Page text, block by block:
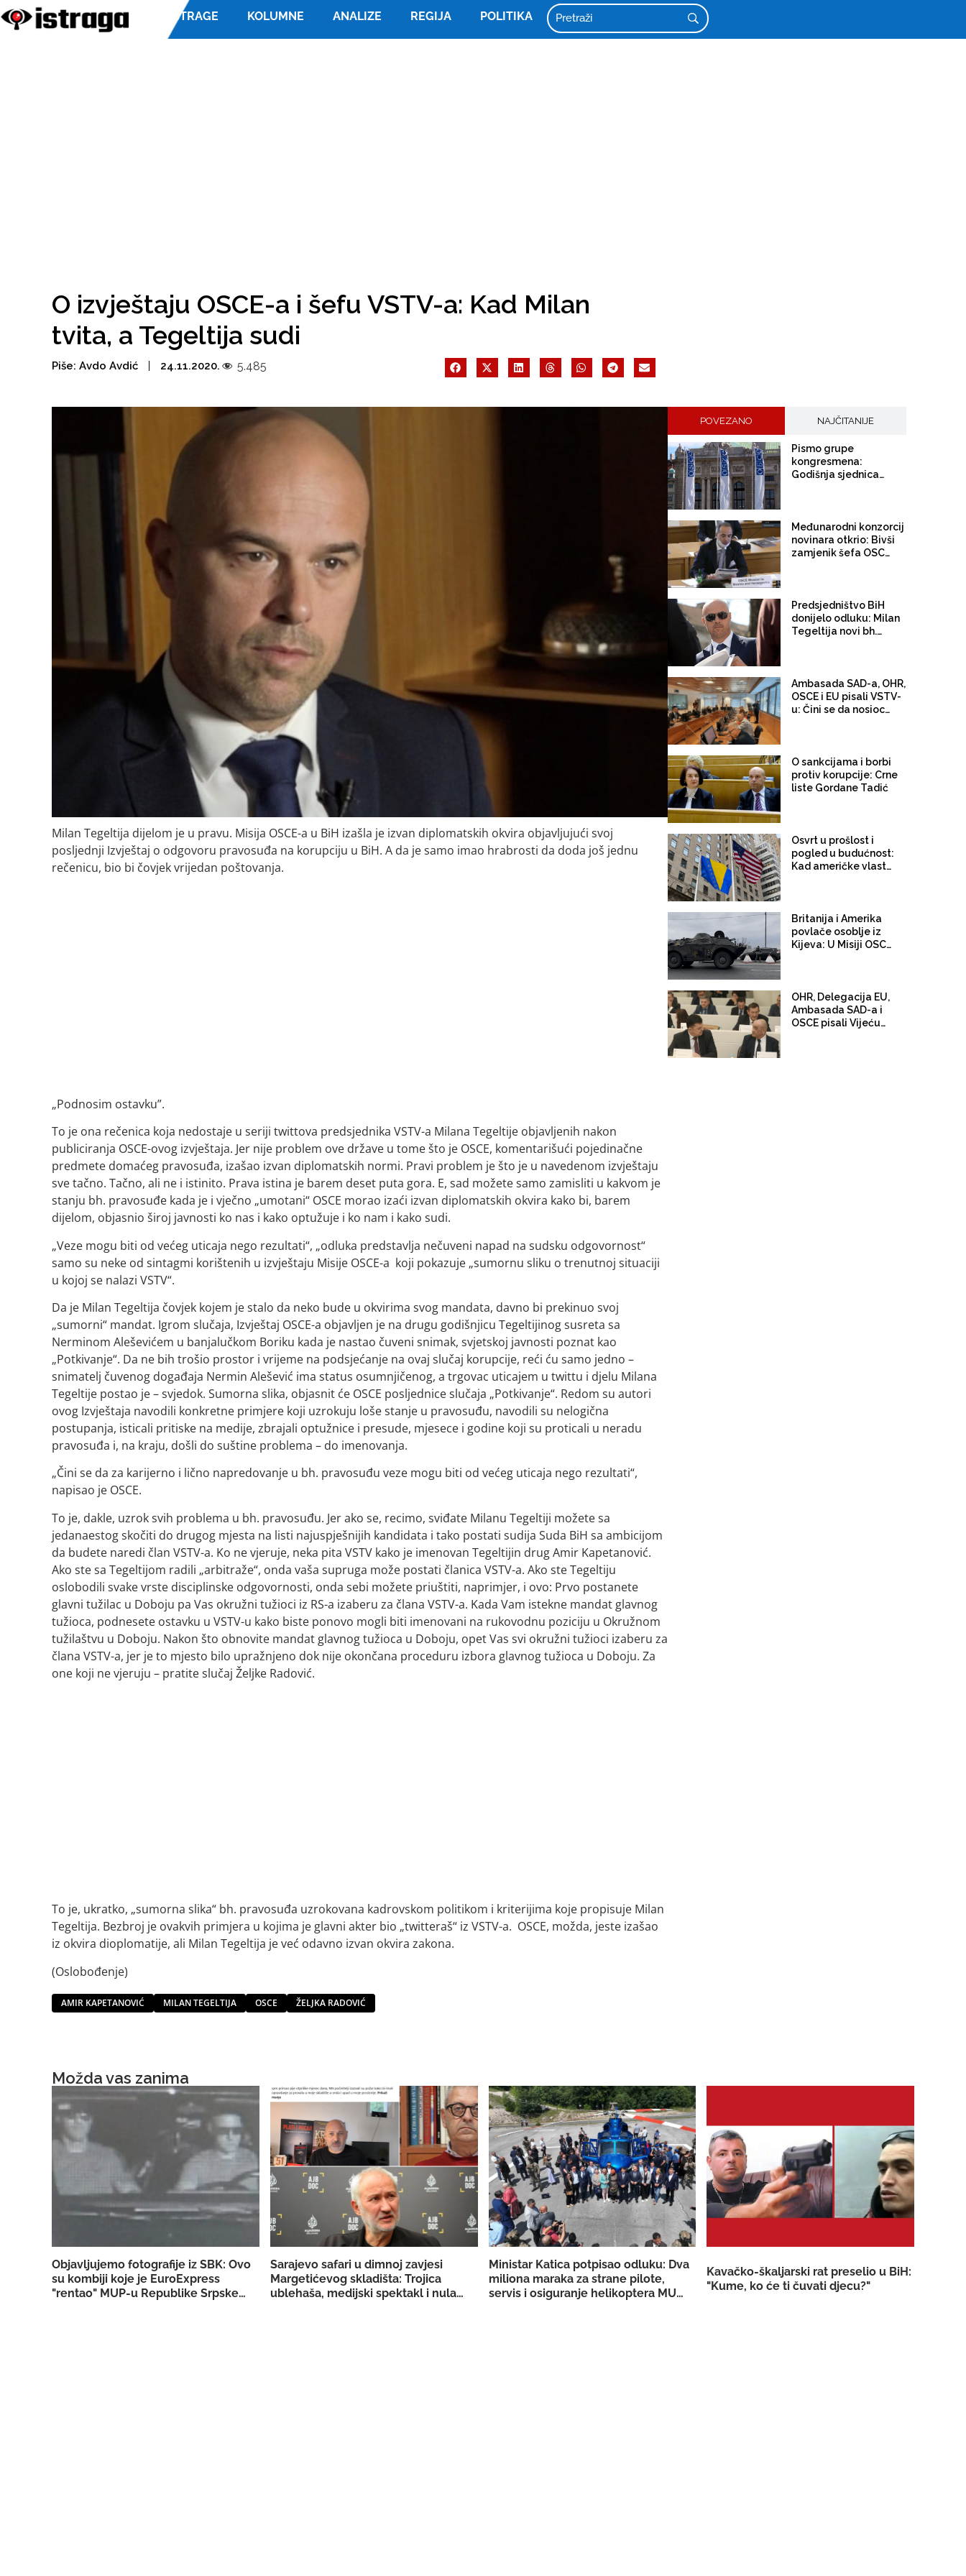
ISTRAGE KOLUMNE ANALIZE REGIJA POLITIKA
O izvještaju OSCE-a i šefu VSTV-a: Kad Milan
tvita, a Tegeltija sudi
Piše: Avdo Avdić 24.11.2020. 5.485
Milan Tegeltija dijelom je u pravu. Misija OSCE-a u BiH izašla je izvan diplomatskih okvira objavljujući svoj
posljednji Izvještaj o odgovoru pravosuđa na korupciju u BiH. A da je samo imao hrabrosti da doda još jednu
rečenicu, bio bi čovjek vrijedan poštovanja.
„Podnosim ostavku”.
To je ona rečenica koja nedostaje u seriji twittova predsjednika VSTV-a Milana Tegeltije objavljenih nakon
publiciranja OSCE-ovog izvještaja. Jer nije problem ove države u tome što je OSCE, komentarišući pojedinačne
predmete domaćeg pravosuđa, izašao izvan diplomatskih normi. Pravi problem je što je u navedenom izvještaju
sve tačno. Tačno, ali ne i istinito. Prava istina je barem deset puta gora. E, sad možete samo zamisliti u kakvom je
stanju bh. pravosuđe kada je i vječno „umotani“ OSCE morao izaći izvan diplomatskih okvira kako bi, barem
dijelom, objasnio široj javnosti ko nas i kako optužuje i ko nam i kako sudi.
„Veze mogu biti od većeg uticaja nego rezultati“, „odluka predstavlja nečuveni napad na sudsku odgovornost“
samo su neke od sintagmi korištenih u izvještaju Misije OSCE-a koji pokazuje „sumornu sliku o trenutnoj situaciji
u kojoj se nalazi VSTV“.
Da je Milan Tegeltija čovjek kojem je stalo da neko bude u okvirima svog mandata, davno bi prekinuo svoj
„sumorni“ mandat. Igrom slučaja, Izvještaj OSCE-a objavljen je na drugu godišnjicu Tegeltijinog susreta sa
Nerminom Aleševićem u banjalučkom Boriku kada je nastao čuveni snimak, svjetskoj javnosti poznat kao
„Potkivanje“. Da ne bih trošio prostor i vrijeme na podsjećanje na ovaj slučaj korupcije, reći ću samo jedno –
snimatelj čuvenog događaja Nermin Alešević ima status osumnjičenog, a trgovac uticajem u twittu i djelu Milana
Tegeltije postao je – svjedok. Sumorna slika, objasnit će OSCE posljednice slučaja „Potkivanje“. Redom su autori
ovog Izvještaja navodili konkretne primjere koji uzrokuju loše stanje u pravosuđu, navodili su nelogična
postupanja, isticali pritiske na medije, zbrajali optužnice i presude, mjesece i godine koji su proticali u neradu
pravosuđa i, na kraju, došli do suštine problema – do imenovanja.
„Čini se da za karijerno i lično napredovanje u bh. pravosuđu veze mogu biti od većeg uticaja nego rezultati“,
napisao je OSCE.
To je, dakle, uzrok svih problema u bh. pravosuđu. Jer ako se, recimo, sviđate Milanu Tegeltiji možete sa
jedanaestog skočiti do drugog mjesta na listi najuspješnijih kandidata i tako postati sudija Suda BiH sa ambicijom
da budete naredi član VSTV-a. Ko ne vjeruje, neka pita VSTV kako je imenovan Tegeltijin drug Amir Kapetanović.
Ako ste sa Tegeltijom radili „arbitraže“, onda vaša supruga može postati članica VSTV-a. Ako ste Tegeltiju
oslobodili svake vrste disciplinske odgovornosti, onda sebi možete priuštiti, naprimjer, i ovo: Prvo postanete
glavni tužilac u Doboju pa Vas okružni tužioci iz RS-a izaberu za člana VSTV-a. Kada Vam istekne mandat glavnog
tužioca, podnesete ostavku u VSTV-u kako biste ponovo mogli biti imenovani na rukovodnu poziciju u Okružnom
tužilaštvu u Doboju. Nakon što obnovite mandat glavnog tužioca u Doboju, opet Vas svi okružni tužioci izaberu za
člana VSTV-a, jer je to mjesto bilo upražnjeno dok nije okončana proceduru izbora glavnog tužioca u Doboju. Za
one koji ne vjeruju – pratite slučaj Željke Radović.
To je, ukratko, „sumorna slika“ bh. pravosuđa uzrokovana kadrovskom politikom i kriterijima koje propisuje Milan
Tegeltija. Bezbroj je ovakvih primjera u kojima je glavni akter bio „twitteraš“ iz VSTV-a. OSCE, možda, jeste izašao
iz okvira dioplomatije, ali Milan Tegeltija je već odavno izvan okvira zakona.
(Oslobođenje)
AMIR KAPETANOVIĆ MILAN TEGELTIJA OSCE ŽELJKA RADOVIĆ
POVEZANO NAJČITANIJE
Pismo grupe
kongresmena:
Godišnja sjednica
SAD-u, a ne u Srbiji
Međunarodni konzorcij
novinara otkrio: Bivši
zamjenik šefa OSCE-a
namjerava prebaciti u
Beograd!
Predsjedništvo BiH
donijelo odluku: Milan
Tegeltija novi bh.
Ambasada SAD-a, OHR,
OSCE i EU pisali VSTV-
u: Čini se da nosioce
O sankcijama i borbi
protiv korupcije: Crne
liste Gordane Tadić
Osvrt u prošlost i
pogled u budućnost:
Kad američke vlasti
a kolege vas u
matičnoj državi
ismijavaju i vrijeđaju
Britanija i Amerika
povlače osoblje iz
Kijeva: U Misiji OSCE-a
OHR, Delegacija EU,
Ambasada SAD-a i
OSCE pisali Vijeću
Možda vas zanima
Objavljujemo fotografije iz SBK: Ovo
su kombiji koje je EuroExpress
"rentao" MUP-u Republike Srpske za
Sarajevo safari u dimnoj zavjesi
Margetićevog skladišta: Trojica
ublehaša, medijski spektakl i nula
Ministar Katica potpisao odluku: Dva
miliona maraka za strane pilote,
servis i osiguranje helikoptera MUP-a
Kavačko-škaljarski rat preselio u BiH:
"Kume, ko će ti čuvati djecu?"